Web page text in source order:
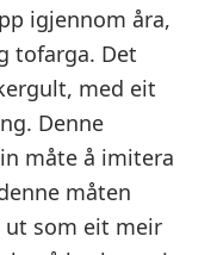
igjennom åra,
tofarga. Det
med eit
Denne
måte å imitera
måten
som eit meir